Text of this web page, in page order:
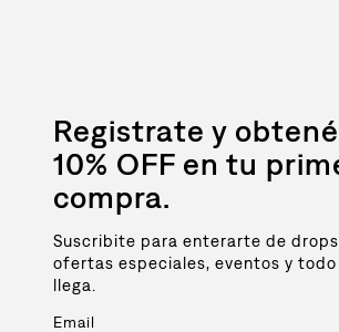
Registrate y
10% OFF en tu
compra.
Suscribite para enterarte de
ofertas especiales, eventos y todo
llega.
Email